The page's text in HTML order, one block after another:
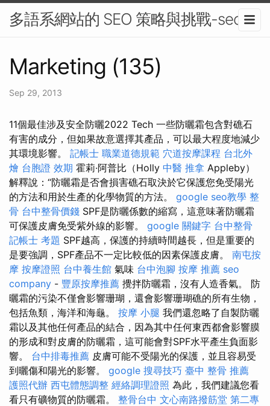
多語系網站的 SEO 策略與挑戰-seo
Marketing (135)
Sep 29, 2013
11個最佳涉及安全防曬2022 Tech 一些防曬霜包含對礁石
有害的成分，但如果故意選擇其產品，可以最大程度地減少
其環境影響。 記帳士 職業道德規範 穴道按摩課程 台北外
燴 台胞證 效期 霍莉·阿普比（Holly 中醫 推拿 Appleby）
解釋說：“防曬霜是否會損害礁石取決於它保護您免受陽光
的方法和用於生產的化學物質的方法。 google seo教學 整
骨 台中整骨價錢 SPF是防曬係數的縮寫，這意味著防曬霜
可保護皮膚免受紫外線的影響。 google 關鍵字 台中整骨
記帳士 考題 SPF越高，保護的持續時間越長，但是重要的
是要強調，SPF產品不一定比較低的因素保護皮膚。 南屯按
摩 按摩證照 台中養生館 氣味 台中泡腳 按摩 推薦 seo
company - 豐原按摩推薦 攪拌防曬霜，沒有人造香氣。 防
曬霜的污染不僅會影響珊瑚，還會影響珊瑚礁的所有生物，
包括魚類，海洋和海龜。 按摩 小腿 我們還忽略了自製防曬
霜以及其他任何產品的結合，因為其中任何東西都會影響膜
的形成和對皮膚的防曬霜，這可能會對SPF水平產生負面影
響。 台中排毒推薦 皮膚可能不受陽光的保護，並且容易受
到曬傷和陽光的影響。 google 搜尋技巧 臺中 整骨 推薦
護照代辦 西屯體態調整 經絡調理證照 為此，我們建議您看
看只有礦物質的防曬霜。 整骨台中 文心南路撥筋堂 第二專